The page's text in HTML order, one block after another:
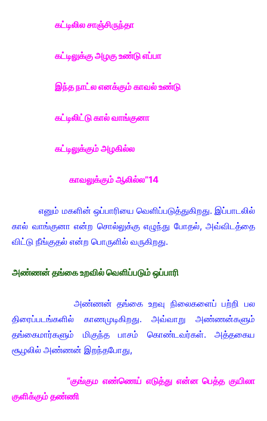
கட்டிலில சாஞ்சிருந்தா
கட்டிலுக்கு அழகு உண்டு எப்பா
இந்த நாட்ல எனக்கும் காவல் உண்டு
கட்டிலிட்டு கால் வாங்குனா
கட்டிலுக்கும் அழகில்ல
காவலுக்கும் ஆலில்ல”14
எனும் மகளின் ஒப்பாரியை வெளிப்படுத்துகிறது. இப்பாடலில்
கால் வாங்குனா என்ற சொல்லுக்கு எழுந்து போதல், அவ்விடத்தை
விட்டு நீங்குதல் என்ற பொருளில் வருகிறது.
அண்ணன் தங்கை உறவில் வெளிப்படும் ஒப்பாரி
அண்ணன் தங்கை உறவு நிலைகளைப் பற்றி பல
திரைப்படங்களில் காணமுடிகிறது. அவ்வாறு அண்ணன்களும்
தங்கைமார்களும் மிகுந்த பாசம் கொண்டவர்கள். அத்தகைய
சூழலில் அண்ணன் இறந்தபோது,
“குங்கும எண்ணெய் எடுத்து என்ன பெத்த குயிலா
குளிக்கும் தண்ணி